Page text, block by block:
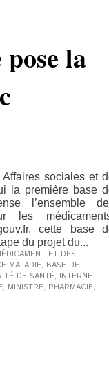
la
sociales et
la première base
l’ensemble
les
cette base
du projet du...
ET DES
MALADIE, BASE DE
DE SANTÉ, INTERNET,
, MINISTRE, PHARMACIE,